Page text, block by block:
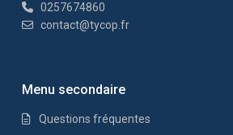
0257674860
contact@tycop.fr
Menu secondaire
Questions fréquentes